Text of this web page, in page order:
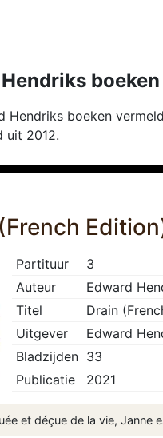
Hendriks
Hendriks boeken
uit 2012.
Partituur
3
Auteur
Edward
Titel
Drain
Uitgever
Edward
Bladzijden 33
Publicatie
2021
et déçue de la vie, Janne